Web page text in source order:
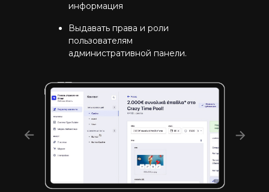
информация
Выдавать права и роли
пользователям
административной панели.